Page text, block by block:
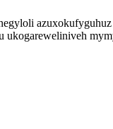
ukogareweliniveh